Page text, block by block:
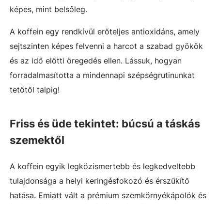
képes, mint belsőleg.
A koffein egy rendkívül erőteljes antioxidáns, amely
sejtszinten képes felvenni a harcot a szabad gyökök
és az idő előtti öregedés ellen. Lássuk, hogyan
forradalmasította a mindennapi szépségrutinunkat
tetőtől talpig!
Friss és üde tekintet: búcsú a táskás
szemektől
A koffein egyik legközismertebb és legkedveltebb
tulajdonsága a helyi keringésfokozó és érszűkítő
hatása. Emiatt vált a prémium szemkörnyékápolók és